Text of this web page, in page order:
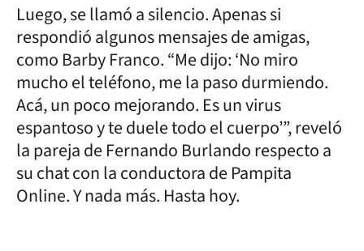
Luego, se llamó a silencio. Apenas si
respondió algunos mensajes de amigas,
como Barby Franco. “Me dijo: ‘No miro
mucho el teléfono, me la paso durmiendo.
Acá, un poco mejorando. Es un virus
espantoso y te duele todo el cuerpo’”, reveló
la pareja de Fernando Burlando respecto a
su chat con la conductora de Pampita
Online. Y nada más. Hasta hoy.